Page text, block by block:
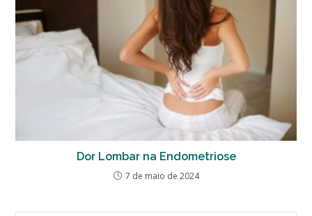
Dor Lombar na Endometriose
7 de maio de 2024